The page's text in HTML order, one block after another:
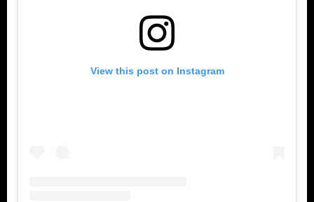
View this post on Instagram